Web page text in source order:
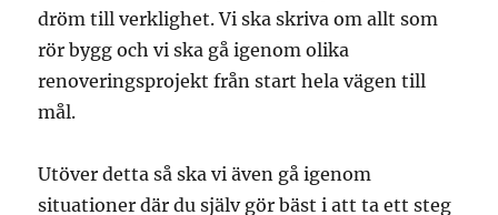
dröm till verklighet. Vi ska skriva om allt som
rör bygg och vi ska gå igenom olika
renoveringsprojekt från start hela vägen till
mål.
Utöver detta så ska vi även gå igenom
situationer där du själv gör bäst i att ta ett steg